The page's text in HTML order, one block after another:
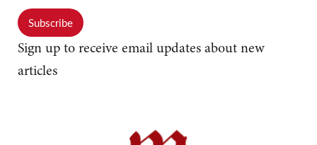
Subscribe
Sign up to receive email updates about new
articles